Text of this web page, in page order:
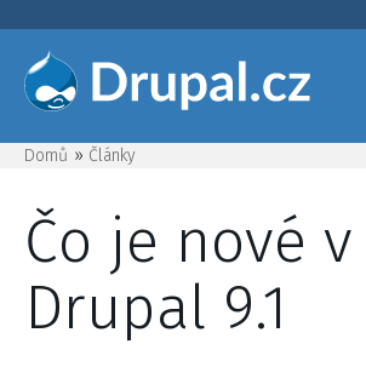
hlavnímu
obsahu
Drobečková
navigace
Domů Články
Čo je nové v
Drupal 9.1